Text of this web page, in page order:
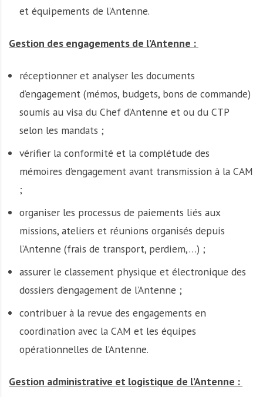
et équipements de l’Antenne.
Gestion des engagements de l’Antenne :
réceptionner et analyser les documents
d’engagement (mémos, budgets, bons de commande)
soumis au visa du Chef d’Antenne et ou du CTP
selon les mandats ;
vérifier la conformité et la complétude des
mémoires d’engagement avant transmission à la CAM
;
organiser les processus de paiements liés aux
missions, ateliers et réunions organisés depuis
l’Antenne (frais de transport, perdiem,…) ;
assurer le classement physique et électronique des
dossiers d’engagement de l’Antenne ;
contribuer à la revue des engagements en
coordination avec la CAM et les équipes
opérationnelles de l’Antenne.
Gestion administrative et logistique de l’Antenne :